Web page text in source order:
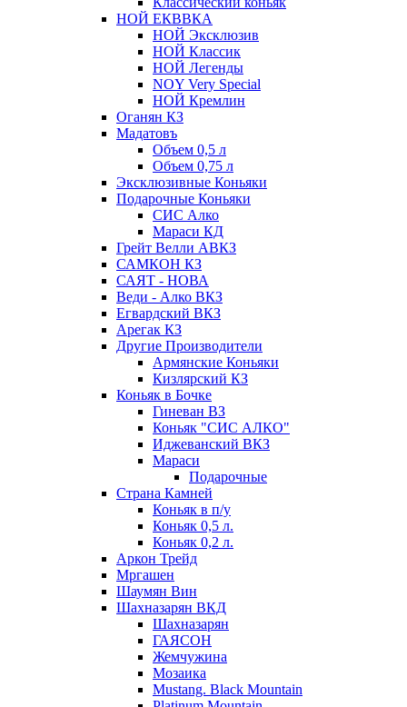
НОЙ ЕКВВКА
НОЙ Эксклюзив
НОЙ Классик
НОЙ Легенды
NOY Very Speсial
НОЙ Кремлин
Оганян КЗ
Мадатовъ
Объем 0,5 л
Объем 0,75 л
Эксклюзивные Коньяки
Подарочные Коньяки
СИС Алко
Мараси КД
Грейт Велли АВКЗ
САМКОН КЗ
САЯТ - НОВА
Веди - Алко ВКЗ
Егвардский ВКЗ
Арегак КЗ
Другие Производители
Армянские Коньяки
Кизлярский КЗ
Коньяк в Бочке
Гиневан ВЗ
Коньяк "СИС АЛКО"
Иджеванский ВКЗ
Мараси
Подарочные
Страна Камней
Коньяк в п/у
Коньяк 0,5 л.
Коньяк 0,2 л.
Аркон Трейд
Мргашен
Шаумян Вин
Шахназарян ВКД
Шахназарян
ГАЯСОН
Жемчужина
Мозаика
Mustang. Black Mountain